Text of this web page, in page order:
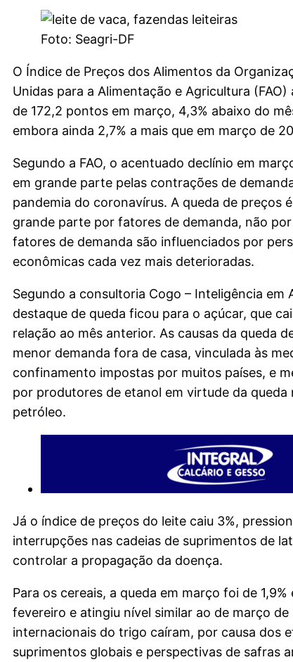
Foto: Seagri-DF
O Índice de Preços dos Alimentos da
Unidas para a Alimentação e Agricultura (FAO)
de 172,2 pontos em março, 4,3% abaixo do
embora ainda 2,7% a mais que em março de
Segundo a FAO, o acentuado declínio em
em grande parte pelas contrações de
pandemia do coronavírus. A queda de preços
grande parte por fatores de demanda, não
fatores de demanda são influenciados por
econômicas cada vez mais deterioradas.
Segundo a consultoria Cogo – Inteligência em
destaque de queda ficou para o açúcar, que
relação ao mês anterior. As causas da queda
menor demanda fora de casa, vinculada às
confinamento impostas por muitos países, e
por produtores de etanol em virtude da queda
petróleo.
Já o índice de preços do leite caiu 3%,
interrupções nas cadeias de suprimentos de
controlar a propagação da doença.
Para os cereais, a queda em março foi de 1,9%
fevereiro e atingiu nível similar ao de março de
internacionais do trigo caíram, por causa dos
suprimentos globais e perspectivas de safras